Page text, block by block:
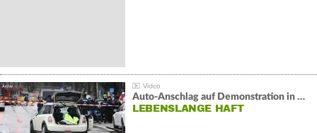
Auto-Anschlag auf Demonstration in München:
LEBENSLANGE HAFT